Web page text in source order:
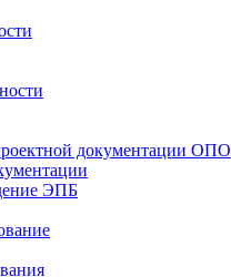
документации ОПО
ЭПБ